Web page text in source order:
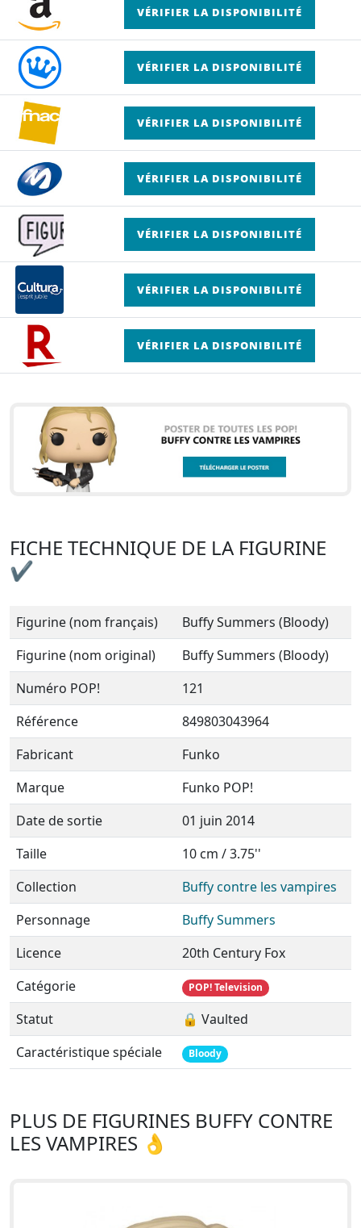
VÉRIFIER LA DISPONIBILITÉ
VÉRIFIER LA DISPONIBILITÉ
VÉRIFIER LA DISPONIBILITÉ
VÉRIFIER LA DISPONIBILITÉ
VÉRIFIER LA DISPONIBILITÉ
VÉRIFIER LA DISPONIBILITÉ
VÉRIFIER LA DISPONIBILITÉ
FICHE TECHNIQUE DE LA FIGURINE
✔
Figurine (nom français)
Buffy Summers (Bloody)
Figurine (nom original)
Buffy Summers (Bloody)
Numéro POP!
121
Référence
849803043964
Fabricant
Funko
Marque
Funko POP!
Date de sortie
01 juin 2014
Taille
10 cm / 3.75''
Collection
Buffy contre les vampires
Personnage
Buffy Summers
Licence
20th Century Fox
Catégorie
POP! Television
Statut
🔒 Vaulted
Caractéristique spéciale
Bloody
PLUS DE FIGURINES BUFFY CONTRE
LES VAMPIRES 👌